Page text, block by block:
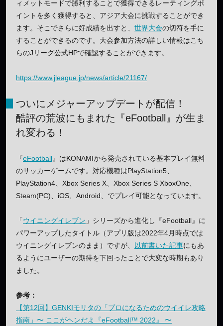
ィメットモードで勝利することで獲得できるレーティングポ
イントを多く獲得すると、アジア大会に挑戦することができ
ます。そこでさらに好成績を出すと、 世界大会の切符を手に
することができるのです。大会参加方法の詳しい情報はこち
らのJリーグ公式HPで確認することができます。
https://www.jleague.jp/news/article/21167/
ついにメジャーアップデートが配信！
酷評の荒波にもまれた『eFootball』が生ま
れ変わる！
『eFootball』はKONAMIから発売されている基本プレイ無料
のサッカーゲームです。対応機種はPlayStation5、
PlayStation4、Xbox Series X、Xbox Series S XboxOne、
Steam(PC)、iOS、Android、でプレイ可能となっています。
「ウイニングイレブン 」シリーズから進化し『eFootball』に
パワーアップしたタイトル（アプリ版は2022年4月時点では
ウイニングイレブンのまま）ですが、
以前書いた記事にもあ
るようにユーザーの期待を下回ったことで大変な時期もあり
ました。
参考：
【第12回】GENKIモリタの「プロになるためのウイイレ攻略
指南」〜 ここがヘンだよ『eFootball™ 2022』 〜